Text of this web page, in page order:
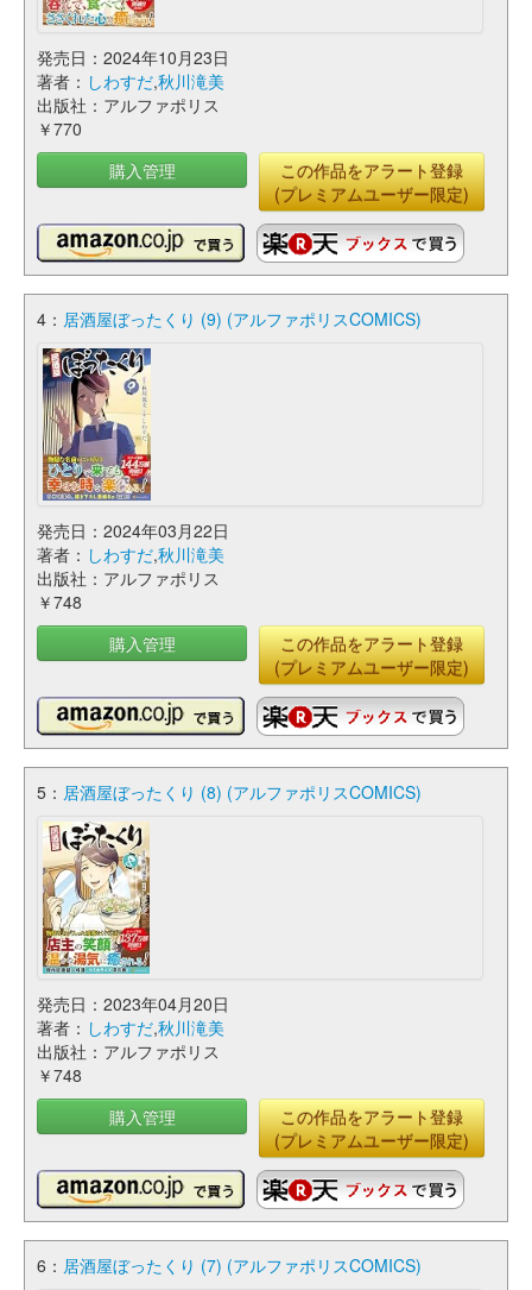
発売日：2024年10月23日
著者： しわすだ,秋川滝美
出版社：アルファポリス
￥770
購入管理
この作品をアラート登録
(プレミアムユーザー限定)
4： 居酒屋ぼったくり (9) (アルファポリスCOMICS)
発売日：2024年03月22日
著者： しわすだ,秋川滝美
出版社：アルファポリス
￥748
購入管理
この作品をアラート登録
(プレミアムユーザー限定)
5： 居酒屋ぼったくり (8) (アルファポリスCOMICS)
発売日：2023年04月20日
著者： しわすだ,秋川滝美
出版社：アルファポリス
￥748
購入管理
この作品をアラート登録
(プレミアムユーザー限定)
6： 居酒屋ぼったくり (7) (アルファポリスCOMICS)